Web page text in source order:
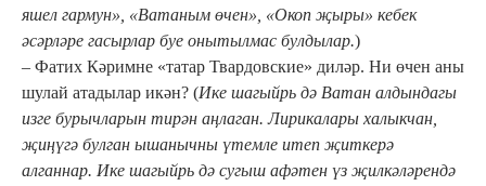
яшел гармун», «Ватаным өчен», «Окоп җыры» кебек
әсәрләре гасырлар буе онытылмас булдылар.)
– Фатих Кәримне «татар Твардовские» диләр. Ни өчен аны
шулай атадылар икән? (Ике шагыйрь дә Ватан алдындагы
изге бурычларын тирән аңлаган. Лирикалары халыкчан,
җиңүгә булган ышанычны үтемле итеп җиткерә
алганнар. Ике шагыйрь дә сугыш афәтен үз җилкәләрендә